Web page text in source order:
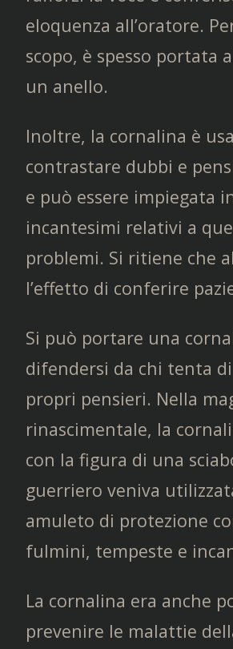
eloquenza all’oratore.
scopo, è spesso portata
un anello.
Inoltre, la cornalina è
contrastare dubbi e
e può essere impiegata
incantesimi relativi a
problemi. Si ritiene che
l’effetto di conferire
Si può portare una
difendersi da chi tenta
propri pensieri. Nella
rinascimentale, la
con la figura di una
guerriero veniva
amuleto di protezione
fulmini, tempeste e
La cornalina era anche
prevenire le malattie